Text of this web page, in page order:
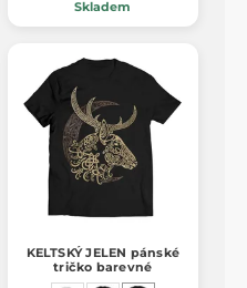
Skladem
KELTSKÝ JELEN pánské
tričko barevné